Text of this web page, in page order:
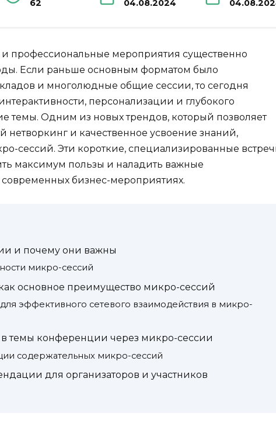
62 04.08.2024
профессиональные мероприятия существенно
Если раньше основным форматом было
и многолюдные общие сессии, то сегодня
персонализации и глубокого
темы. Одним из новых трендов, который позволяет
нетворкинг и качественное усвоение знаний,
сессий. Эти короткие, специализированные
максимум пользы и наладить важные
бизнес-мероприятиях.
и почему они важны
микро-сессий
основное преимущество микро-сессий
эффективного сетевого взаимодействия в микро-
в темы конференции через микро-сессии
содержательных микро-сессий
для организаторов и участников